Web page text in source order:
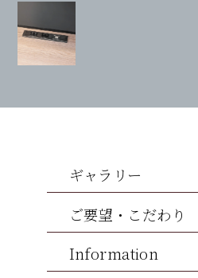
ギャラリー
ご要望・こだわり
Information